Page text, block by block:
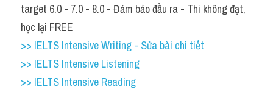
target 6.0 - 7.0 - 8.0 - Đảm bảo đầu ra - Thi không đạt,
học lại FREE
>> IELTS Intensive Writing - Sửa bài chi tiết
>> IELTS Intensive Listening
>> IELTS Intensive Reading